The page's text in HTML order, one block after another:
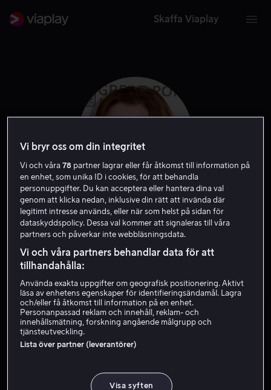
Skaffa Viaplay
Miriam Flynn
Röst Gäst Skådespelare
Från 49 kr
Vi bryr oss om din integritet
Vi och våra78 partner lagrar eller får åtkomst till information på
en enhet, som unika ID i cookies, för att behandla
personuppgifter. Du kan acceptera eller hantera dina val
genom att klicka nedan, inklusive din rätt att invända där
legitimt intresse används, eller när som helst på sidan för
dataskyddspolicy. Dessa val kommer att signaleras till våra
partners och påverkar inte webbläsningsdata.
Vi och våra partners behandlar data för att
tillhandahålla:
Använda exakta uppgifter om geografisk positionering. Aktivt
läsa av enhetens egenskaper för identifieringsändamål. Lagra
och/eller få åtkomst till information på en enhet.
Personanpassad reklam och innehåll, reklam- och
innehållsmätning, forskning angående målgrupp och
tjänsteutveckling.
Lista över partner (leverantörer)
Visa syften